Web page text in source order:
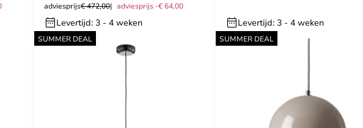
adviesprijs€ 472,00 adviesprijs -€ 64,00
Levertijd: 3 - 4 weken Levertijd: 3 - 4 weken
SUMMER DEAL SUMMER DEAL